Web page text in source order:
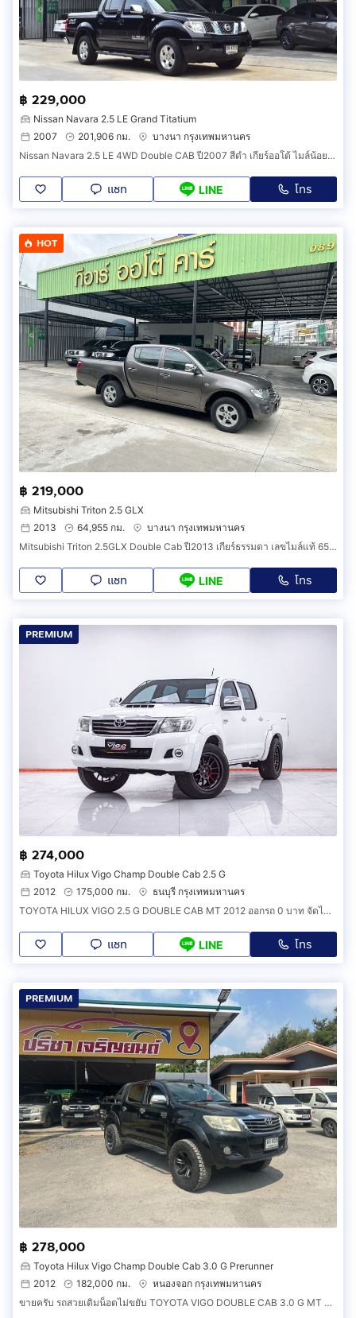
฿ 229,000
Nissan Navara 2.5 LE Grand Titatium
2007
201,906 กม.
บางนา กรุงเทพมหานคร
Nissan Navara 2.5 LE 4WD Double CAB ปี2007 สีดำ เกียร์ออโต้ ไมล์น้อย ตัวถังสวย ภายในสวย เครื่องเกียร์ดี รถสวยพร้อมใช้งาน
แชท LINE โทร
HOT
฿ 219,000
Mitsubishi Triton 2.5 GLX
2013
64,955 กม.
บางนา กรุงเทพมหานคร
Mitsubishi Triton 2.5GLX Double Cab ปี2013 เกียร์ธรรมดา เลขไมล์แท้ 65,xxx กม. รถไม่มีชนหนัก รถสวยพร้อมใช้งาน
แชท LINE โทร
PREMIUM
฿ 274,000
Toyota Hilux Vigo Champ Double Cab 2.5 G
2012
175,000 กม.
ธนบุรี กรุงเทพมหานคร
TOYOTA HILUX VIGO 2.5 G DOUBLE CAB MT 2012 ออกรถ 0 บาท จัดได้ 294,000 บ. รหัสรถ 1F160
แชท LINE โทร
PREMIUM
฿ 278,000
Toyota Hilux Vigo Champ Double Cab 3.0 G Prerunner
2012
182,000 กม.
หนองจอก กรุงเทพมหานคร
ขายครับ รถสวยเดิมน็อตไม่ขยับ TOYOTA VIGO DOUBLE CAB 3.0 G MT ปี2012 ราคาตัดสด 278000